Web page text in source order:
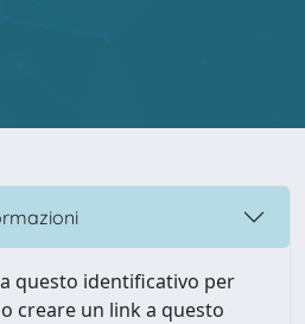
questo identificativo per
creare un link a questo